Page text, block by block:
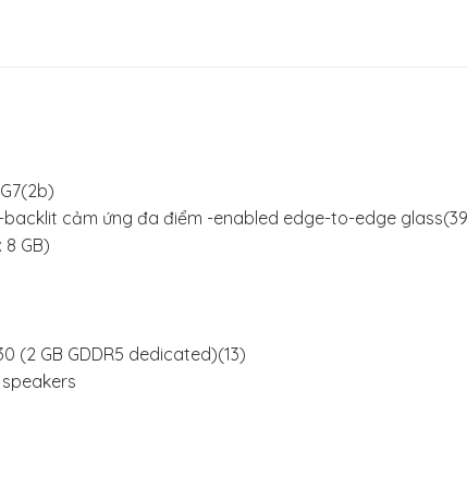
backlit cảm ứng đa điểm -enabled edge-to-edge
8 GB)
(2 GB GDDR5 dedicated)(13)